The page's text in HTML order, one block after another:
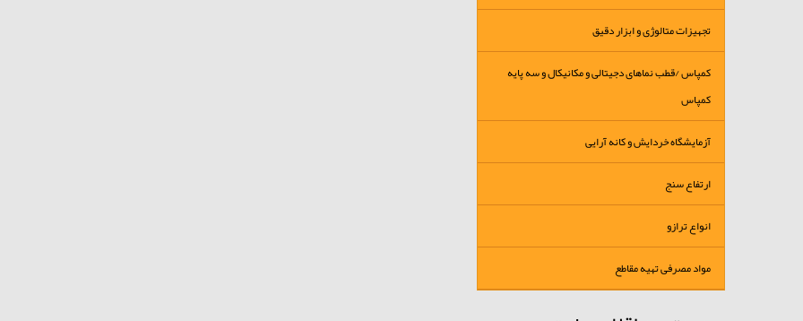
تجهیزات متالوژی و ابزار دقیق
کمپاس /قطب نماهای دجیتالی و مکانیکال و سه پایه
کمپاس
آزمایشگاه خردایش و کانه آرایی
ارتفاع سنج
انواع ترازو
مواد مصرفی تهیه مقاطع